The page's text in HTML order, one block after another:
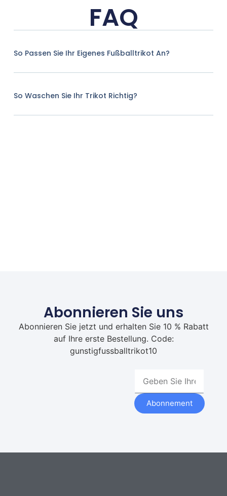
FAQ
So Passen Sie Ihr Eigenes Fußballtrikot An?
So Waschen Sie Ihr Trikot Richtig?
Abonnieren Sie uns
Abonnieren Sie jetzt und erhalten Sie 10 % Rabatt
auf Ihre erste Bestellung. Code:
gunstigfussballtrikot10
Abonnement